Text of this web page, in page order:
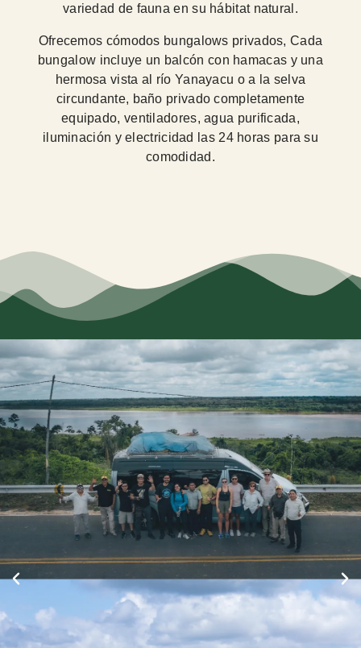
variedad de fauna en su hábitat natural.
Ofrecemos cómodos bungalows privados, Cada
bungalow incluye un balcón con hamacas y una
hermosa vista al río Yanayacu o a la selva
circundante, baño privado completamente
equipado, ventiladores, agua purificada,
iluminación y electricidad las 24 horas para su
comodidad.